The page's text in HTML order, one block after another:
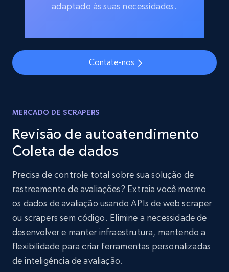
adaptado às suas necessidades.
Contate-nos
MERCADO DE SCRAPERS
Revisão de autoatendimento
Coleta de dados
Precisa de controle total sobre sua solução de
rastreamento de avaliações? Extraia você mesmo
os dados de avaliação usando APIs de web scraper
ou scrapers sem código. Elimine a necessidade de
desenvolver e manter infraestrutura, mantendo a
flexibilidade para criar ferramentas personalizadas
de inteligência de avaliação.